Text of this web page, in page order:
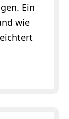
Ein
wie